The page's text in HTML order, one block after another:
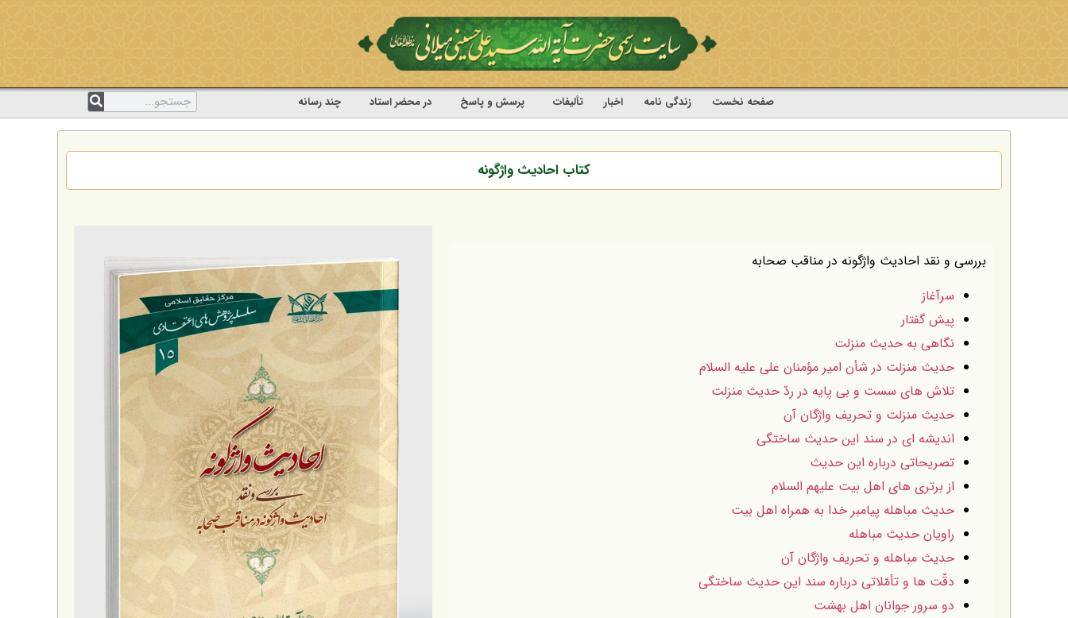
صفحه نخست زندگی نامه اخبار تألیفات پرسش و پاسخ در محضر استاد چند رسانه
کتاب احادیث واژگونه
بررسی و نقد احادیث واژگونه در مناقب صحابه
سرآغاز
پيش گفتار
نگاهى به حديث منزلت
حديث منزلت در شأن امير مؤمنان على عليه السلام
تلاش هاى سست و بى پايه در ردّ حديث منزلت
حديث منزلت و تحريف واژگان آن
انديشه اى در سند اين حديث ساختگى
تصريحاتى درباره اين حديث
از برترى هاى اهل بيت عليهم السلام
حديث مباهله پيامبر خدا به همراه اهل بيت
راويان حديث مباهله
حديث مباهله و تحريف واژگان آن
دقّت ها و تأمّلاتى درباره سند اين حديث ساختگى
دو سرور جوانان اهل بهشت